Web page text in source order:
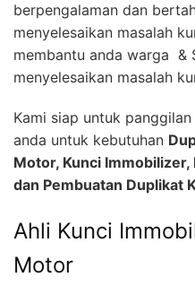
berpengalaman dan
menyelesaikan masalah
membantu anda warga &
menyelesaikan masalah
Kami siap untuk
anda untuk kebutuhan
Motor, Kunci
dan Pembuatan Duplikat
Ahli Kunci
Motor